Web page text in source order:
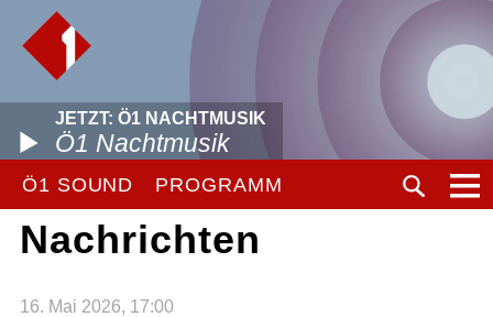
JETZT: Ö1 NACHTMUSIK
Ö1 Nachtmusik
Ö1 SOUND PROGRAMM
Nachrichten
16. Mai 2026, 17:00